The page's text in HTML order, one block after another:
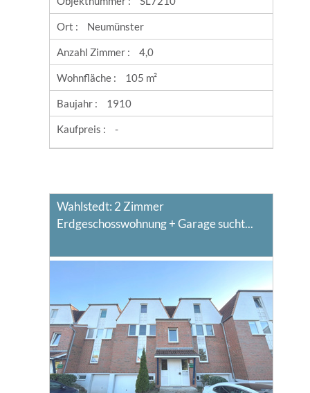
Ort : Neumünster
Anzahl Zimmer : 4,0
Wohnfläche : 105 m²
Baujahr : 1910
Kaufpreis : -
Wahlstedt: 2 Zimmer
Erdgeschosswohnung + Garage sucht...